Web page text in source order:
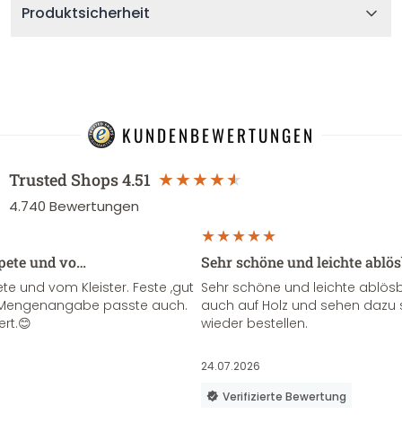
Produktsicherheit
KUNDENBEWERTUNGEN
Trusted Shops4.51
4.740 Bewertungen
und vo…
und vom Kleister. Feste ,gut
passte auch.
Sehr schöne und leichte
Sehr schöne und leichte
auch auf Holz und sehen
wieder bestellen.
24.07.2026
Verifizierte Bewertung